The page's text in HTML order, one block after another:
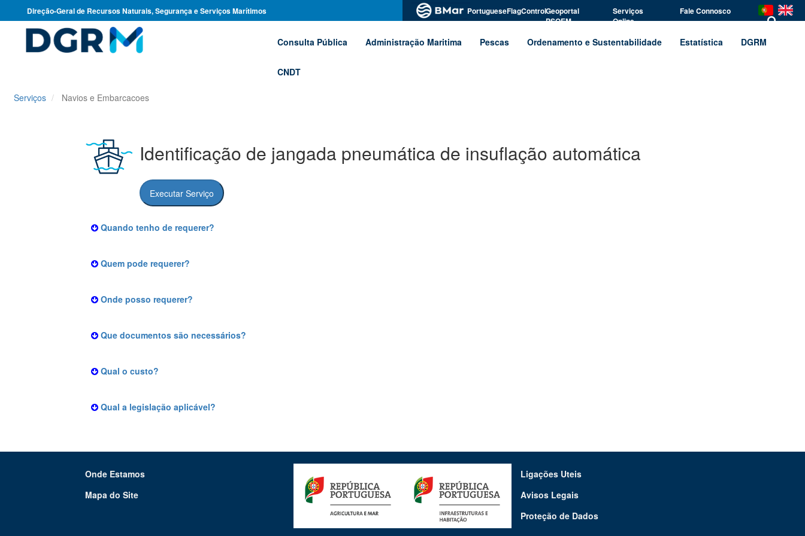
Direção-Geral de Recursos Naturais, Segurança e Serviços Marítimos PortugueseFlagControlGeoportal
PSOEM
Serviços
Online
Fale Connosco
Consulta Pública Administração Maritima Pescas Ordenamento e Sustentabilidade Estatística DGRM
CNDT
Serviços Navios e Embarcacoes
Identificação de jangada pneumática de insuflação automática
Executar Serviço
Quando tenho de requerer?
Quem pode requerer?
Onde posso requerer?
Que documentos são necessários?
Qual o custo?
Qual a legislação aplicável?
Onde Estamos
Mapa do Site
Ligações Uteis
Avisos Legais
Proteção de Dados